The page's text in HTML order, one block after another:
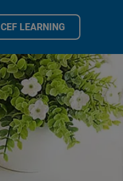
CEF LEARNING